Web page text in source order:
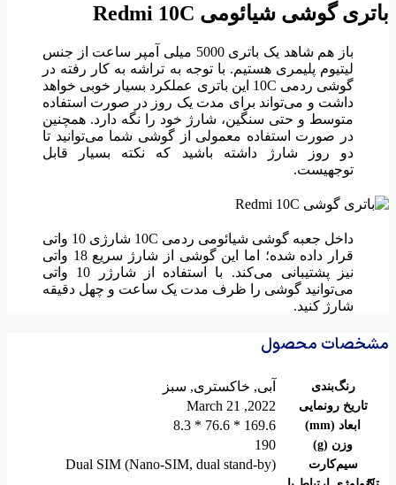
باتری گوشی شیائومی Redmi 10C
باز هم شاهد یک باتری 5000 میلی آمپر ساعت از جنس
لیتیوم پلیمری هستیم. با توجه به تراشه به کار رفته در
گوشی ردمی 10C این باتری عملکرد بسیار خوبی خواهد
داشت و می‌تواند برای مدت یک روز در صورت استفاده
متوسط و حتی سنگین، شارژ خود را نگه دارد. همچنین
در صورت استفاده معمولی از گوشی شما می‌توانید تا
دو روز شارژ داشته باشید که نکته بسیار قابل
توجهیست.
داخل جعبه گوشی شیائومی ردمی 10C شارژی 10 واتی
قرار داده شده؛ اما این گوشی از شارژ سریع 18 واتی
نیز پشتیبانی می‌کند. با استفاده از شارژر 10 واتی
می‌توانید گوشی را ظرف مدت یک ساعت و چهل دقیقه
شارژ کنید.
مشخصات محصول
رنگ‌بندی آبی, خاکستری, سبز
تاریخ رونمایی 2022, March 21
ابعاد (mm) 169.6 * 76.6 * 8.3
وزن (g) 190
سیم‌کارت Dual SIM (Nano-SIM, dual stand-by)